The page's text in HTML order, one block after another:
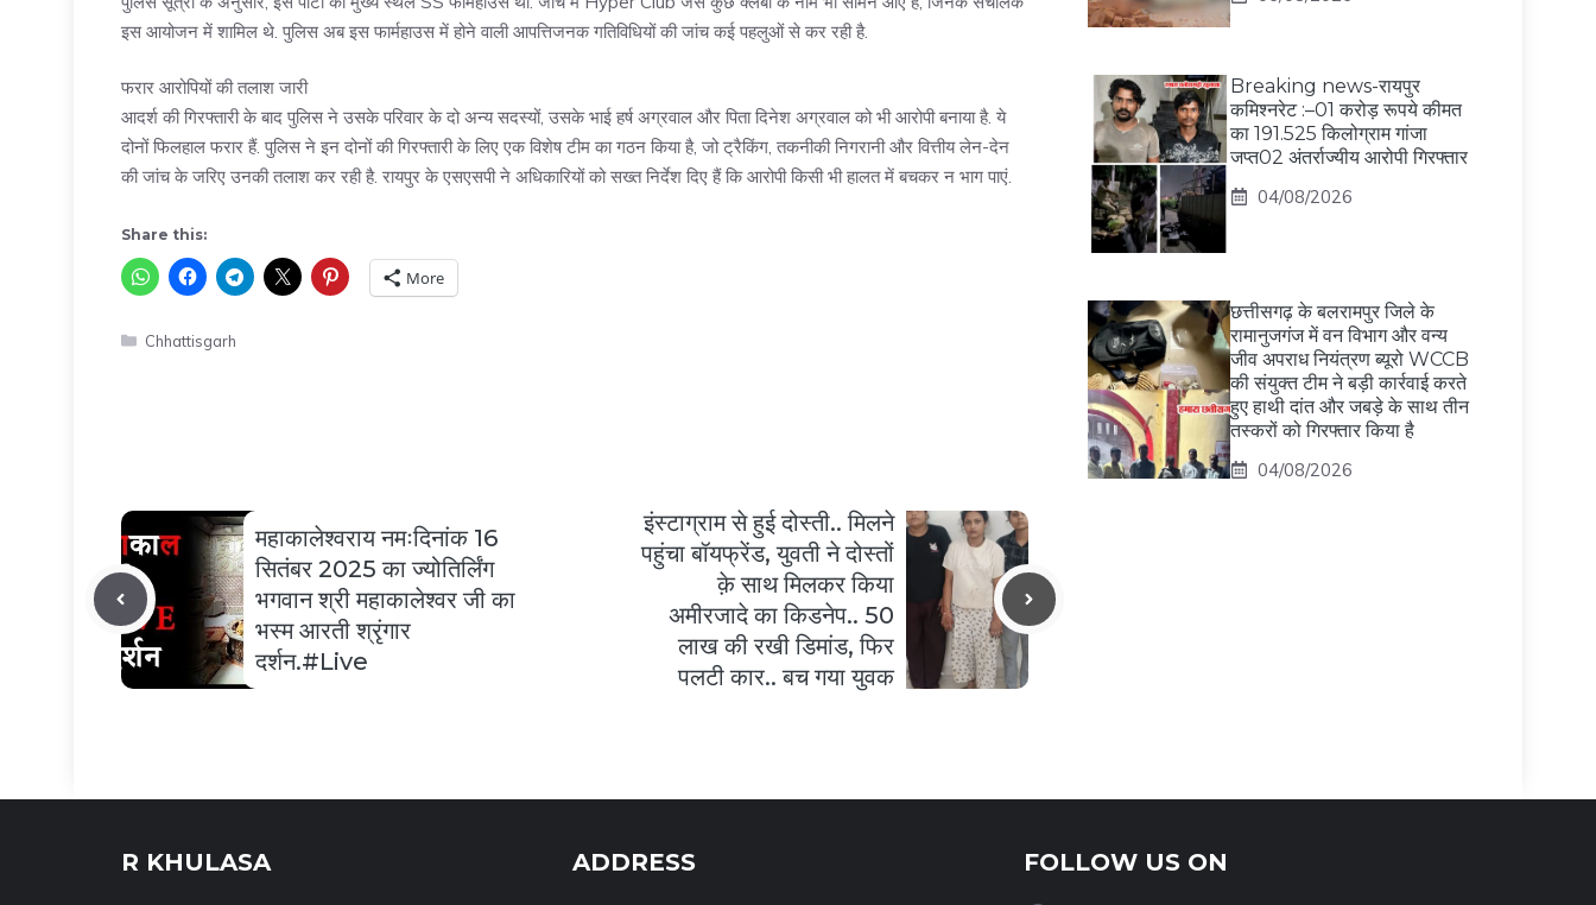
इस आयोजन में शामिल थे. पुलिस अब इस फार्महाउस में होने वाली आपत्तिजनक गतिविधियों की जांच कई पहलुओं से कर रही है.
फरार आरोपियों की तलाश जारी
आदर्श की गिरफ्तारी के बाद पुलिस ने उसके परिवार के दो अन्य सदस्यों, उसके भाई हर्ष अग्रवाल और पिता दिनेश अग्रवाल को भी आरोपी बनाया है. ये
दोनों फिलहाल फरार हैं. पुलिस ने इन दोनों की गिरफ्तारी के लिए एक विशेष टीम का गठन किया है, जो ट्रैकिंग, तकनीकी निगरानी और वित्तीय लेन-देन
की जांच के जरिए उनकी तलाश कर रही है. रायपुर के एसएसपी ने अधिकारियों को सख्त निर्देश दिए हैं कि आरोपी किसी भी हालत में बचकर न भाग पाएं.
Share this:
More
Categories
Chhattisgarh
महाकालेश्वराय नमःदिनांक 16
सितंबर 2025 का ज्योतिर्लिंग
भगवान श्री महाकालेश्वर जी का
भस्म आरती श्रृंगार
दर्शन.#Live
इंस्टाग्राम से हुई दोस्ती.. मिलने
पहुंचा बॉयफ्रेंड, युवती ने दोस्तों
क़े साथ मिलकर किया
अमीरजादे का किडनेप.. 50
लाख की रखी डिमांड, फिर
पलटी कार.. बच गया युवक
Breaking news-रायपुर
कमिश्नरेट :–01 करोड़ रूपये कीमत
का 191.525 किलोग्राम गांजा
जप्त02 अंतर्राज्यीय आरोपी गिरफ्तार
04/08/2026
छत्तीसगढ़ के बलरामपुर जिले के
रामानुजगंज में वन विभाग और वन्य
जीव अपराध नियंत्रण ब्यूरो WCCB
की संयुक्त टीम ने बड़ी कार्रवाई करते
हुए हाथी दांत और जबड़े के साथ तीन
तस्करों को गिरफ्तार किया है
04/08/2026
R KHULASA ADDRESS FOLLOW US ON